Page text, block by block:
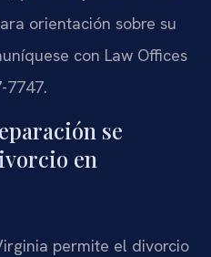
orientación sobre su
con Law Offices
7747.
se
en
permite el divorcio